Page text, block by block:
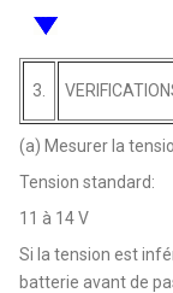
3.
(a) Mesurer la
Tension standard:
11 à 14 V
Si la tension est
batterie avant de